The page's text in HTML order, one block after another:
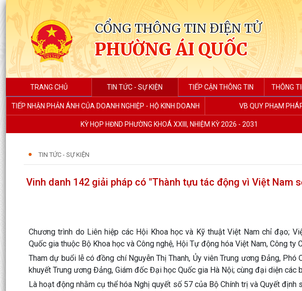
CỔNG THÔNG TIN ĐIỆN TỬ
PHƯỜNG ÁI QUỐC
TRANG CHỦ TIN TỨC - SỰ KIỆN TIẾP CẬN THÔNG TIN THÔNG
TIẾP NHẬN PHẢN ÁNH CỦA DOANH NGHIỆP - HỘ KINH DOANH VB QUY PHẠM
KỲ HỌP HĐND PHƯỜNG KHOÁ XXIII, NHIỆM KỲ 2026 - 2031
TIN TỨC - SỰ KIỆN
Vinh danh 142 giải pháp có "Thành tựu tác động vì Việt Nam
Chương trình do Liên hiệp các Hội Khoa học và Kỹ thuật Việt Nam chỉ đạo;
Quốc gia thuộc Bộ Khoa học và Công nghệ, Hội Tự động hóa Việt Nam, Công ty
Tham dự buổi lễ có đồng chí Nguyễn Thị Thanh, Ủy viên Trung ương Đảng, Phó
khuyết Trung ương Đảng, Giám đốc Đại học Quốc gia Hà Nội; cùng đại diện các
Là hoạt động nhằm cụ thể hóa Nghị quyết số 57 của Bộ Chính trị và Quyết